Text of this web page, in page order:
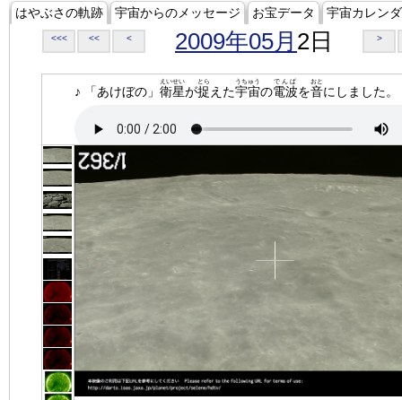
はやぶさの軌跡 宇宙からのメッセージ お宝データ 宇宙カレン
<<< << < 2009年05月 2日 >
♪ 「あけぼの」 衛星
えいせい
が捉
とら
えた宇宙
うちゅう
の電波
でんぱ
を音
おと
にしました。